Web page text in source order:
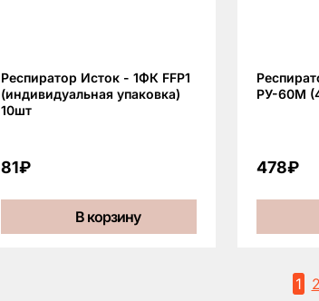
Респиратор Исток - 1ФК FFP1
(индивидуальная упаковка)
10шт
81₽
В корзину
РУ-60М
478₽
1 2